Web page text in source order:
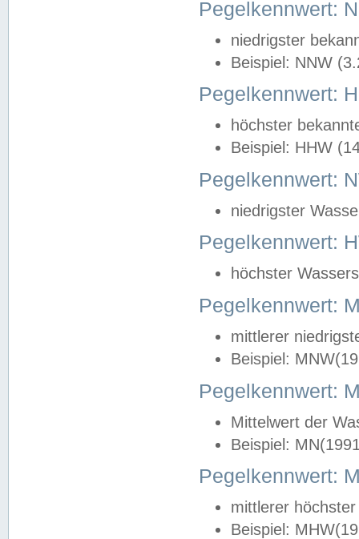
Pegelkennwert:
niedrigster
Beispiel: NNW
Pegelkennwert:
höchster
Beispiel: HHW
Pegelkennwert:
niedrigster
Pegelkennwert:
höchster
Pegelkennwert:
mittlerer
Beispiel:
Pegelkennwert:
Mittelwert der
Beispiel:
Pegelkennwert:
mittlerer
Beispiel: